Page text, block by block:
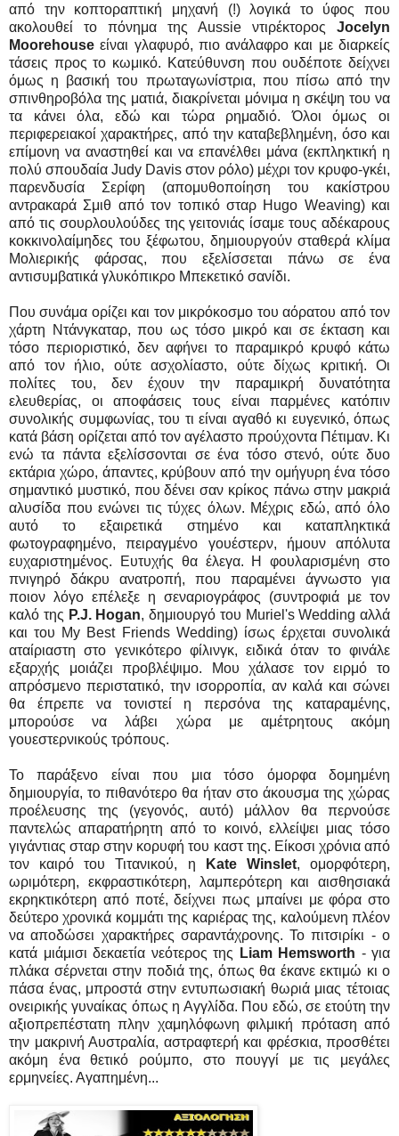
από την κοπτοραπτική μηχανή (!) λογικά το ύφος που
ακολουθεί το πόνημα της Aussie ντιρέκτορος Jocelyn
Moorehouse είναι γλαφυρό, πιο ανάλαφρο και με διαρκείς
τάσεις προς το κωμικό. Κατεύθυνση που ουδέποτε δείχνει
όμως η βασική του πρωταγωνίστρια, που πίσω από την
σπινθηροβόλα της ματιά, διακρίνεται μόνιμα η σκέψη του να
τα κάνει όλα, εδώ και τώρα ρημαδιό. Όλοι όμως οι
περιφερειακοί χαρακτήρες, από την καταβεβλημένη, όσο και
επίμονη να αναστηθεί και να επανέλθει μάνα (εκπληκτική η
πολύ σπουδαία Judy Davis στον ρόλο) μέχρι τον κρυφο-γκέι,
παρενδυσία Σερίφη (απομυθοποίηση του κακίστρου
αντρακαρά Σμιθ από τον τοπικό σταρ Hugo Weaving) και
από τις σουρλουλούδες της γειτονιάς ίσαμε τους αδέκαρους
κοκκινολαίμηδες του ξέφωτου, δημιουργούν σταθερά κλίμα
Μολιερικής φάρσας, που εξελίσσεται πάνω σε ένα
αντισυμβατικά γλυκόπικρο Μπεκετικό σανίδι.
Που συνάμα ορίζει και τον μικρόκοσμο του αόρατου από τον
χάρτη Ντάνγκαταρ, που ως τόσο μικρό και σε έκταση και
τόσο περιοριστικό, δεν αφήνει το παραμικρό κρυφό κάτω
από τον ήλιο, ούτε ασχολίαστο, ούτε δίχως κριτική. Οι
πολίτες του, δεν έχουν την παραμικρή δυνατότητα
ελευθερίας, οι αποφάσεις τους είναι παρμένες κατόπιν
συνολικής συμφωνίας, του τι είναι αγαθό κι ευγενικό, όπως
κατά βάση ορίζεται από τον αγέλαστο προύχοντα Πέτιμαν. Κι
ενώ τα πάντα εξελίσσονται σε ένα τόσο στενό, ούτε δυο
εκτάρια χώρο, άπαντες, κρύβουν από την ομήγυρη ένα τόσο
σημαντικό μυστικό, που δένει σαν κρίκος πάνω στην μακριά
αλυσίδα που ενώνει τις τύχες όλων. Μέχρις εδώ, από όλο
αυτό το εξαιρετικά στημένο και καταπληκτικά
φωτογραφημένο, πειραγμένο γουέστερν, ήμουν απόλυτα
ευχαριστημένος. Ευτυχής θα έλεγα. Η φουλαρισμένη στο
πνιγηρό δάκρυ ανατροπή, που παραμένει άγνωστο για
ποιον λόγο επέλεξε η σεναριογράφος (συντροφιά με τον
καλό της P.J. Hogan, δημιουργό του Muriel's Wedding αλλά
και του My Best Friends Wedding) ίσως έρχεται συνολικά
αταίριαστη στο γενικότερο φίλινγκ, ειδικά όταν το φινάλε
εξαρχής μοιάζει προβλέψιμο. Μου χάλασε τον ειρμό το
απρόσμενο περιστατικό, την ισορροπία, αν καλά και σώνει
θα έπρεπε να τονιστεί η περσόνα της καταραμένης,
μπορούσε να λάβει χώρα με αμέτρητους ακόμη
γουεστερνικούς τρόπους.
Το παράξενο είναι που μια τόσο όμορφα δομημένη
δημιουργία, το πιθανότερο θα ήταν στο άκουσμα της χώρας
προέλευσης της (γεγονός, αυτό) μάλλον θα περνούσε
παντελώς απαρατήρητη από το κοινό, ελλείψει μιας τόσο
γιγάντιας σταρ στην κορυφή του καστ της. Είκοσι χρόνια από
τον καιρό του Τιτανικού, η
Kate Winslet, ομορφότερη,
ωριμότερη, εκφραστικότερη, λαμπερότερη και αισθησιακά
εκρηκτικότερη από ποτέ, δείχνει πως μπαίνει με φόρα στο
δεύτερο χρονικά κομμάτι της καριέρας της, καλούμενη πλέον
να αποδώσει χαρακτήρες σαραντάχρονης. Το πιτσιρίκι - ο
κατά μιάμισι δεκαετία νεότερος της
Liam Hemsworth - για
πλάκα σέρνεται στην ποδιά της, όπως θα έκανε εκτιμώ κι ο
πάσα ένας, μπροστά στην εντυπωσιακή θωριά μιας τέτοιας
ονειρικής γυναίκας όπως η Αγγλίδα. Που εδώ, σε ετούτη την
αξιοπρεπέστατη πλην χαμηλόφωνη φιλμική πρόταση από
την μακρινή Αυστραλία, αστραφτερή και φρέσκια, προσθέτει
ακόμη ένα θετικό ρούμπο, στο πουγγί με τις μεγάλες
ερμηνείες. Αγαπημένη...